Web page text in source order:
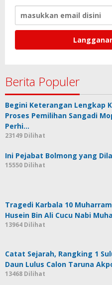
Berita Populer
Begini Keterangan Lengkap
Proses Pemilihan Sangadi
Perhi…
23149 Dilihat
Ini Pejabat Bolmong yang
15550 Dilihat
Tragedi Karbala 10
Husein Bin Ali Cucu Nabi
13964 Dilihat
Catat Sejarah, Rangking 1
Daun Lulus Calon Taruna
13468 Dilihat